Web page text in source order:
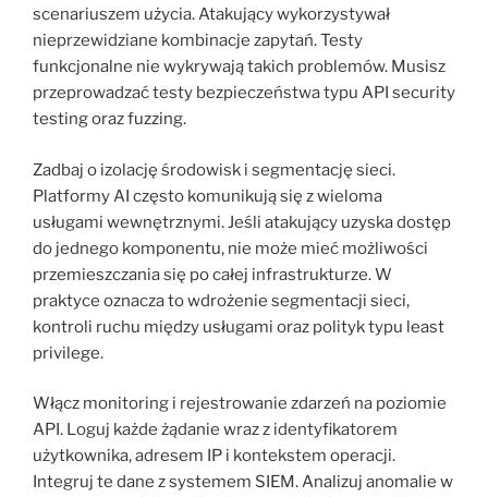
scenariuszem użycia. Atakujący wykorzystywał
nieprzewidziane kombinacje zapytań. Testy
funkcjonalne nie wykrywają takich problemów. Musisz
przeprowadzać testy bezpieczeństwa typu API security
testing oraz fuzzing.
Zadbaj o izolację środowisk i segmentację sieci.
Platformy AI często komunikują się z wieloma
usługami wewnętrznymi. Jeśli atakujący uzyska dostęp
do jednego komponentu, nie może mieć możliwości
przemieszczania się po całej infrastrukturze. W
praktyce oznacza to wdrożenie segmentacji sieci,
kontroli ruchu między usługami oraz polityk typu least
privilege.
Włącz monitoring i rejestrowanie zdarzeń na poziomie
API. Loguj każde żądanie wraz z identyfikatorem
użytkownika, adresem IP i kontekstem operacji.
Integruj te dane z systemem SIEM. Analizuj anomalie w